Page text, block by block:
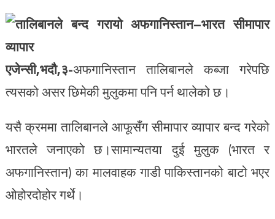
एजेन्सी,भदौ,३-अफगानिस्तान तालिबानले कब्जा गरेपछि
त्यसको असर छिमेकी मुलुकमा पनि पर्न थालेको छ।
यसै क्रममा तालिबानले आफूसँग सीमापार व्यापार बन्द गरेको
भारतले जनाएको छ।सामान्यतया दुई मुलुक (भारत र
अफगानिस्तान) का मालवाहक गाडी पाकिस्तानको बाटो भएर
ओहोरदोहोर गर्थे।